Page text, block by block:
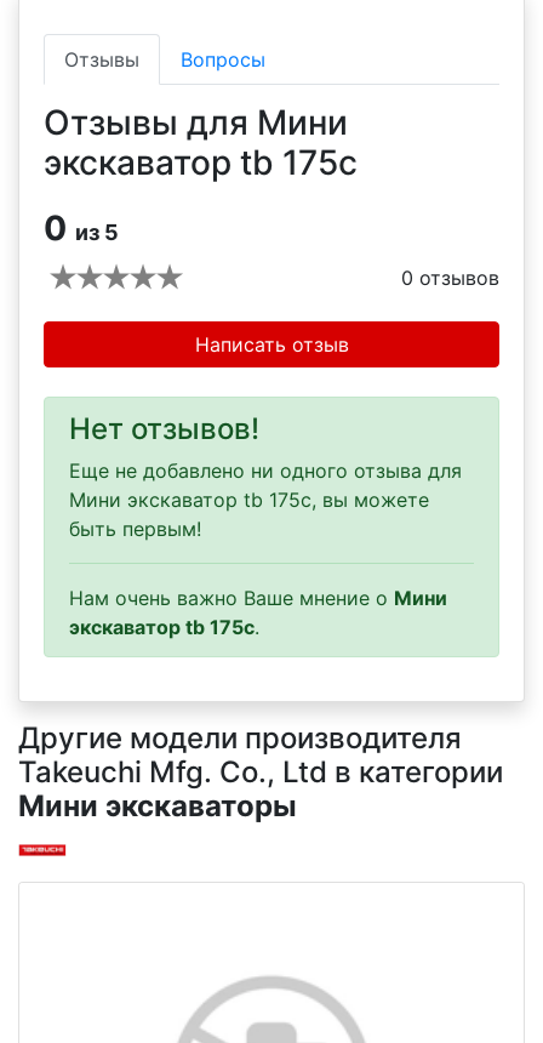
Отзывы Вопросы
Отзывы для Мини
экскаватор tb 175c
0 из 5
0 отзывов
Написать отзыв
Нет отзывов!
Еще не добавлено ни одного отзыва для
Мини экскаватор tb 175c, вы можете
быть первым!
Нам очень важно Ваше мнение о Мини
экскаватор tb 175c.
Другие модели производителя
Takeuchi Mfg. Co., Ltd в категории
Мини экскаваторы